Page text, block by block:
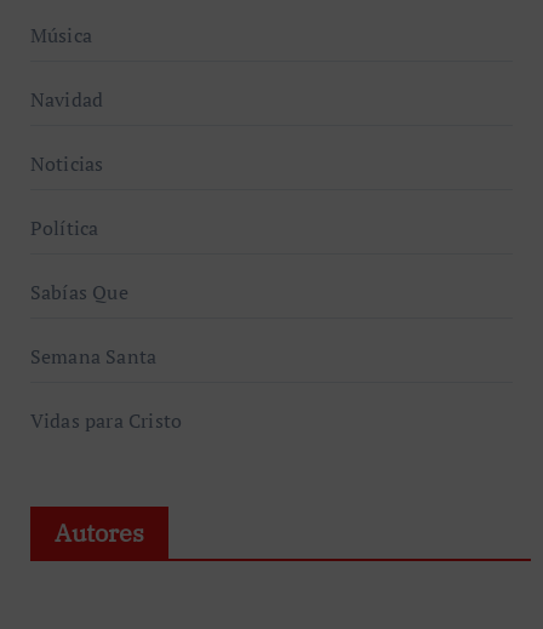
Música
Navidad
Noticias
Política
Sabías Que
Semana Santa
Vidas para Cristo
Autores